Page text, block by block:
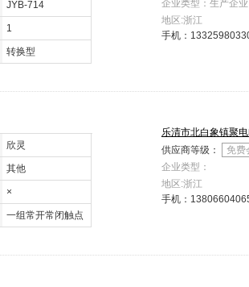
JYB-714
1
转换型
企业类型：生产企业
地区:浙江
手机：
欣灵
其他
×
一组常开常闭触点
乐清市北白象镇聚
供应商等级：
免费
企业类型：
地区:浙江
手机：